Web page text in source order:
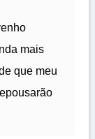
mais
que meu